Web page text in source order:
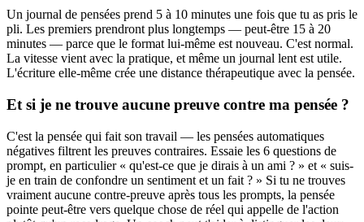
Un journal de pensées prend 5 à 10 minutes une fois que tu as pris le
pli. Les premiers prendront plus longtemps — peut-être 15 à 20
minutes — parce que le format lui-même est nouveau. C'est normal.
La vitesse vient avec la pratique, et même un journal lent est utile.
L'écriture elle-même crée une distance thérapeutique avec la pensée.
Et si je ne trouve aucune preuve contre ma pensée ?
C'est la pensée qui fait son travail — les pensées automatiques
négatives filtrent les preuves contraires. Essaie les 6 questions de
prompt, en particulier « qu'est-ce que je dirais à un ami ? » et « suis-
je en train de confondre un sentiment et un fait ? » Si tu ne trouves
vraiment aucune contre-preuve après tous les prompts, la pensée
pointe peut-être vers quelque chose de réel qui appelle de l'action